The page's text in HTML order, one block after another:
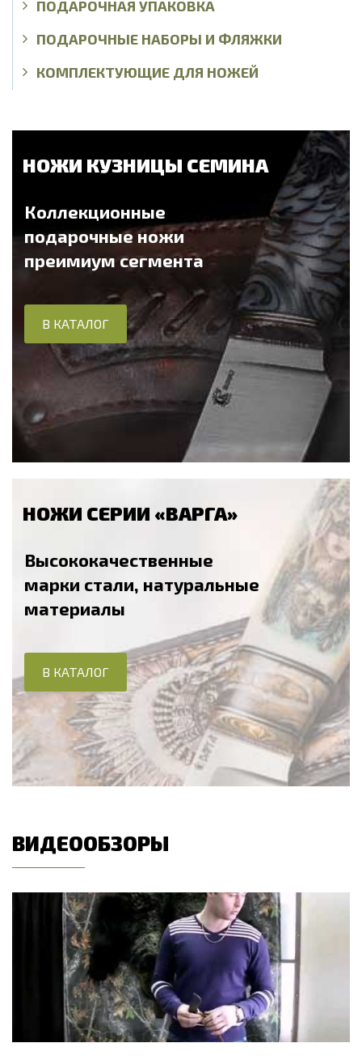
ПОДАРОЧНАЯ УПАКОВКА
ПОДАРОЧНЫЕ НАБОРЫ И ФЛЯЖКИ
КОМПЛЕКТУЮЩИЕ ДЛЯ НОЖЕЙ
НОЖИ КУЗНИЦЫ СЕМИНА
Коллекционные
подарочные ножи
преимиум сегмента
В КАТАЛОГ
НОЖИ СЕРИИ «ВАРГА»
Высококачественные
марки стали, натуральные
материалы
В КАТАЛОГ
ВИДЕООБЗОРЫ